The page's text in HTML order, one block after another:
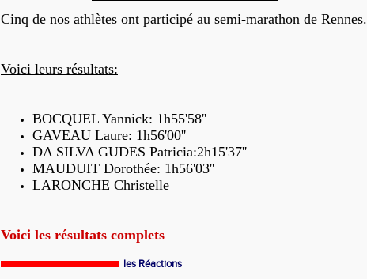
Cinq de nos athlètes ont participé au semi-marathon de Rennes.
Voici leurs résultats:
BOCQUEL Yannick: 1h55'58''
GAVEAU Laure: 1h56'00''
DA SILVA GUDES Patricia:2h15'37''
MAUDUIT Dorothée: 1h56'03''
LARONCHE Christelle
Voici les résultats complets
les Réactions